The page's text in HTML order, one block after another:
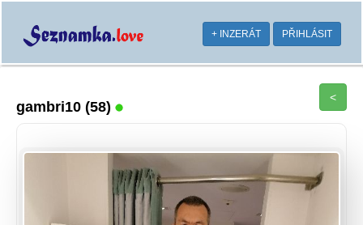
+ INZERÁT PŘIHLÁSIT
gambri10 (58)
<